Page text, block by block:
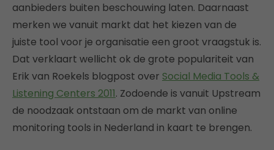
aanbieders buiten beschouwing laten. Daarnaast
merken we vanuit markt dat het kiezen van de
juiste tool voor je organisatie een groot vraagstuk is.
Dat verklaart wellicht ok de grote populariteit van
Erik van Roekels blogpost over Social Media Tools &
Listening Centers 2011. Zodoende is vanuit Upstream
de noodzaak ontstaan om de markt van online
monitoring tools in Nederland in kaart te brengen.